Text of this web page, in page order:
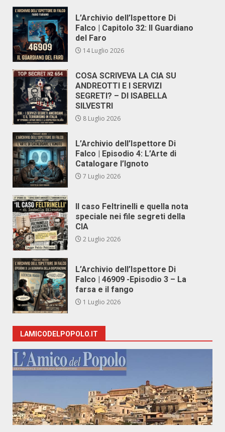
L’Archivio dell’Ispettore Di
Falco | Capitolo 32: Il Guardiano
del Faro
14 Luglio 2026
COSA SCRIVEVA LA CIA SU
ANDREOTTI E I SERVIZI
SEGRETI? – DI ISABELLA
SILVESTRI
8 Luglio 2026
L’Archivio dell’Ispettore Di
Falco | Episodio 4: L’Arte di
Catalogare l’Ignoto
7 Luglio 2026
Il caso Feltrinelli e quella nota
speciale nei file segreti della
CIA
2 Luglio 2026
L’Archivio dell’Ispettore Di
Falco | 46909 -Episodio 3 – La
farsa e il fango
1 Luglio 2026
LAMICODELPOPOLO.IT